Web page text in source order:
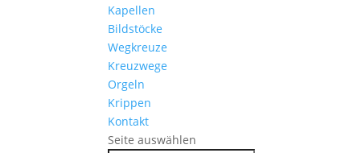
Kapellen
Bild­stöcke
Wegkreuze
Kreuz­wege
Orgeln
Krippen
Kontakt
Seite auswählen